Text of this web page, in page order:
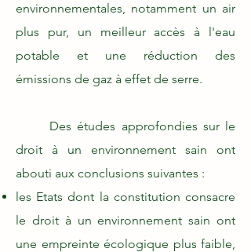
environnementales, notamment un air
plus pur, un meilleur accès à l'eau
potable et une réduction des
émissions de gaz à effet de serre.
Des études approfondies sur le
droit à un environnement sain ont
abouti aux conclusions suivantes :
les Etats dont la constitution consacre
le droit à un environnement sain ont
une empreinte écologique plus faible,